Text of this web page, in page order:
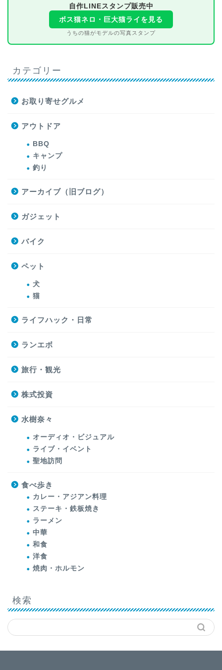
自作LINEスタンプ販売中
ボス猫ネロ・巨大猫ライを見る
うちの猫がモデルの写真スタンプ
カテゴリー
お取り寄せグルメ
アウトドア
BBQ
キャンプ
釣り
アーカイブ（旧ブログ）
ガジェット
バイク
ペット
犬
猫
ライフハック・日常
ランエボ
旅行・観光
株式投資
水樹奈々
オーディオ・ビジュアル
ライブ・イベント
聖地訪問
食べ歩き
カレー・アジアン料理
ステーキ・鉄板焼き
ラーメン
中華
和食
洋食
焼肉・ホルモン
検索